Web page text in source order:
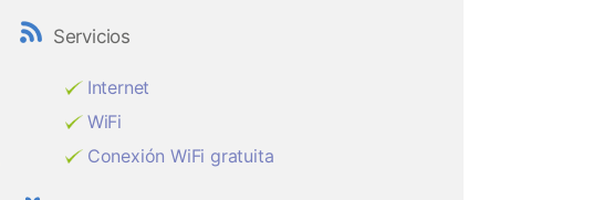
Servicios
Internet
WiFi
Conexión WiFi gratuita